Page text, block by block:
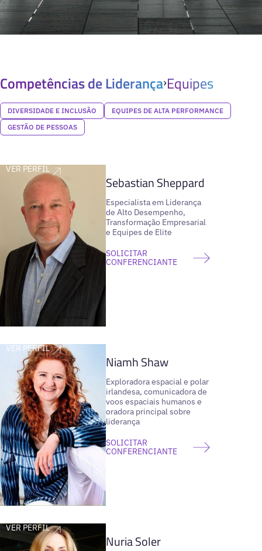
Competências de Liderança Equipes
DIVERSIDADE E INCLUSÃO
EQUIPES DE ALTA PERFORMANCE
GESTÃO DE PESSOAS
VER PERFIL
Sebastian Sheppard
Especialista em Liderança
de Alto Desempenho,
Transformação Empresarial
e Equipes de Elite
SOLICITAR
CONFERENCIANTE
VER PERFIL
Niamh Shaw
Exploradora espacial e polar
irlandesa, comunicadora de
voos espaciais humanos e
oradora principal sobre
liderança
SOLICITAR
CONFERENCIANTE
VER PERFIL
Nuria Soler